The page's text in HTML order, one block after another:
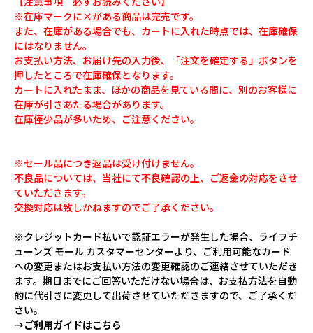
※在庫マークに×がある商品は完売です。
また、在庫がある場合でも、カートに入れた時点では、在庫確保
にはなりません。
お支払い方法、お届け先の入力後、「注文を確定する」ボタンを
押したところで在庫確保となります。
カートに入れたまま、ほかの商品を見ている間に、別のお客様に
在庫が引きあたる場合があります。
在庫僅少品が多いため、ご注意ください。
※セール品につき返品は受け付けません。
不良品については、当社にて不良確認の上、ご返金の対応をさせ
ていただきます。
交換対応は致しかねますのでご了承ください。
※クレジットカード払いで認証エラーが発生した場合、ライフチ
ューンズ モール カスタマーセンターより、ご利用可能なカード
への変更またはお支払い方法の変更確認のご連絡させていただき
ます。期日までにご回答いただけない場合は、お支払方法を自動
的に代引きに変更して出荷させていただきますので、ご了承くだ
さい。
→ご利用ガイドはこちら